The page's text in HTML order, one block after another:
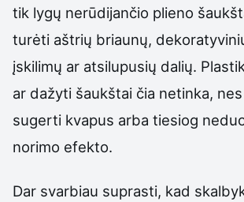
tik lygų nerūdijančio plieno
turėti aštrių briaunų,
įskilimų ar atsilupusių dalių.
ar dažyti šaukštai čia netinka,
sugerti kvapus arba tiesiog
norimo efekto.
Dar svarbiau suprasti, kad